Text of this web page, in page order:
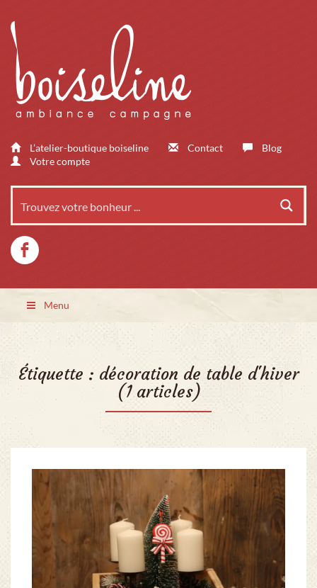
L’atelier-boutique boiseline Contact
Blog
Votre compte
Menu
Étiquette : décoration de table d'hiver
(1 articles)